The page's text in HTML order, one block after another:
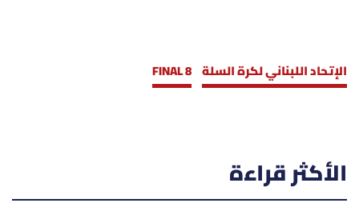
الإتحاد اللبناني لكرة السلة FINAL 8
الأكثر قراءة